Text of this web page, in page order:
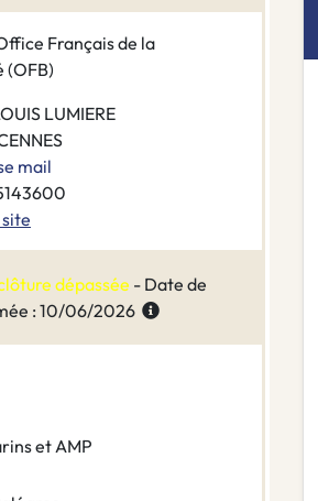
Français de la
(OFB)
LUMIERE
mail
dépassée - Date de
: 10/06/2026
et AMP